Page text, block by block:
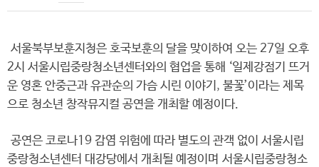
서울북부보훈지청은 호국보훈의 달을 맞이하여 오는 27일 오후
2시 서울시립중랑청소년센터와의 협업을 통해 ‘일제강점기 뜨거
운 영혼 안중근과 유관순의 가슴 시린 이야기, 불꽃’이라는 제목
으로 청소년 창작뮤지컬 공연을 개최할 예정이다.
공연은 코로나19 감염 위험에 따라 별도의 관객 없이 서울시립
중랑청소년센터 대강당에서 개최될 예정이며 서울시립중랑청소